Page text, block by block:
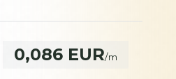
0,086 EUR/m